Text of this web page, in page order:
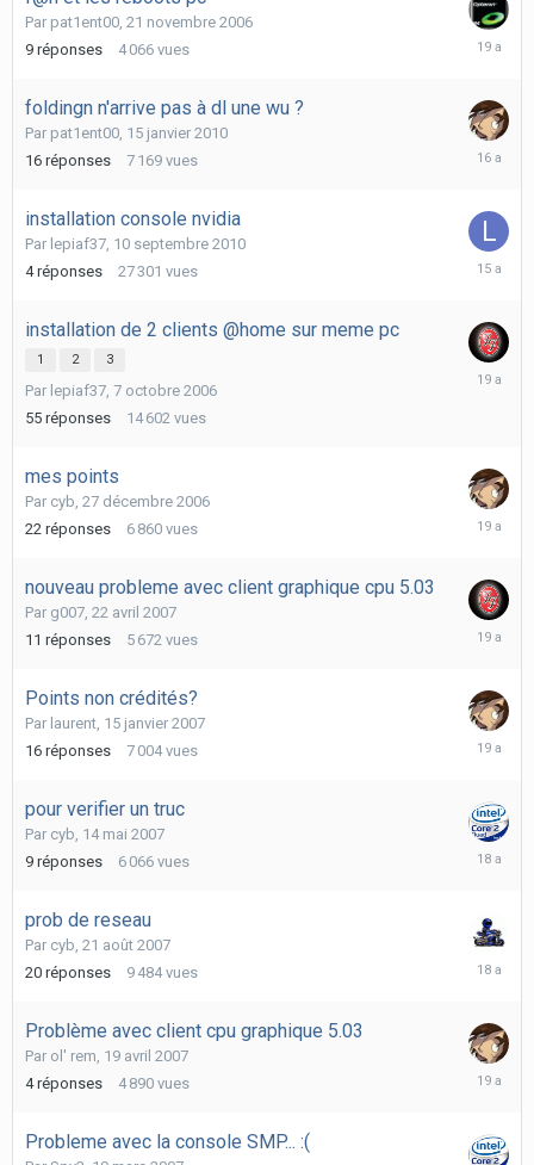
Par pat1ent00, 21 novembre 2006
9 réponses 4 066 vues
24
foldingn n'arrive pas à dl une wu ?
Par pat1ent00, 15 janvier 2010
16 réponses 7 169 vues
12
installation console nvidia
Par lepiaf37, 10 septembre 2010
4 réponses 27 301 vues
11
installation de 2 clients @home sur meme pc
1 2 3
Par lepiaf37, 7 octobre 2006
55 réponses 14 602 vues
24
mes points
Par cyb, 27 décembre 2006
22 réponses 6 860 vues
31
nouveau probleme avec client graphique cpu 5.03
Par g007, 22 avril 2007
11 réponses 5 672 vues
22
Points non crédités?
Par laurent, 15 janvier 2007
16 réponses 7 004 vues
26
pour verifier un truc
Par cyb, 14 mai 2007
9 réponses 6 066 vues
11
prob de reseau
Par cyb, 21 août 2007
20 réponses 9 484 vues
23
Problème avec client cpu graphique 5.03
Par ol' rem, 19 avril 2007
4 réponses 4 890 vues
19
Probleme avec la console SMP... :(